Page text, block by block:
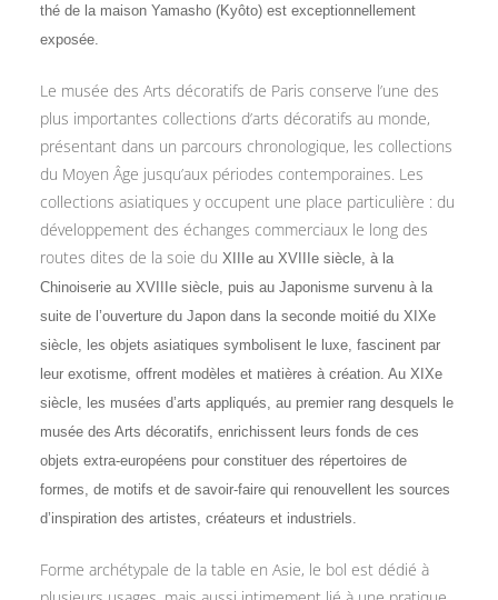
thé de la maison Yamasho (Kyôto) est exceptionnellement
exposée.
Le musée des Arts décoratifs de Paris conserve l’une des
plus importantes collections d’arts décoratifs au monde,
présentant dans un parcours chronologique, les collections
du Moyen Âge jusqu’aux périodes contemporaines. Les
collections asiatiques y occupent une place particulière : du
développement des échanges commerciaux le long des
routes dites de la soie du XIIIe au XVIIIe siècle, à la
Chinoiserie au XVIIIe siècle, puis au Japonisme survenu à la
suite de l’ouverture du Japon dans la seconde moitié du XIXe
siècle, les objets asiatiques symbolisent le luxe, fascinent par
leur exotisme, offrent modèles et matières à création. Au XIXe
siècle, les musées d’arts appliqués, au premier rang desquels le
musée des Arts décoratifs, enrichissent leurs fonds de ces
objets extra-européens pour constituer des répertoires de
formes, de motifs et de savoir-faire qui renouvellent les sources
d’inspiration des artistes, créateurs et industriels.
Forme archétypale de la table en Asie, le bol est dédié à